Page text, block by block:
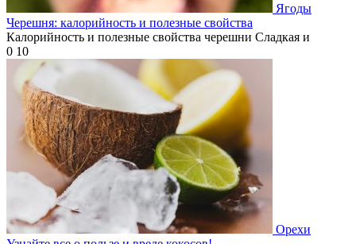
Ягоды
Черешня: калорийность и полезные свойства
Калорийность и полезные свойства черешни Сладкая и
0 10
Орехи